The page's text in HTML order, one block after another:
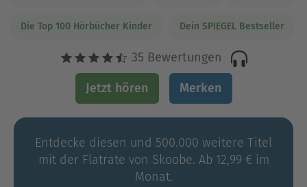
Die Top 100 Hörbücher Kinder Dein SPIEGEL Bestseller
35 Bewertungen
Jetzt hören Merken
Entdecke diesen und 500.000 weitere Titel
mit der Flatrate von Skoobe. Ab 12,99 € im
Monat.